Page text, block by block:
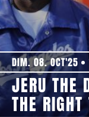
DIM. 08. OCT'25
JERU THE
THE